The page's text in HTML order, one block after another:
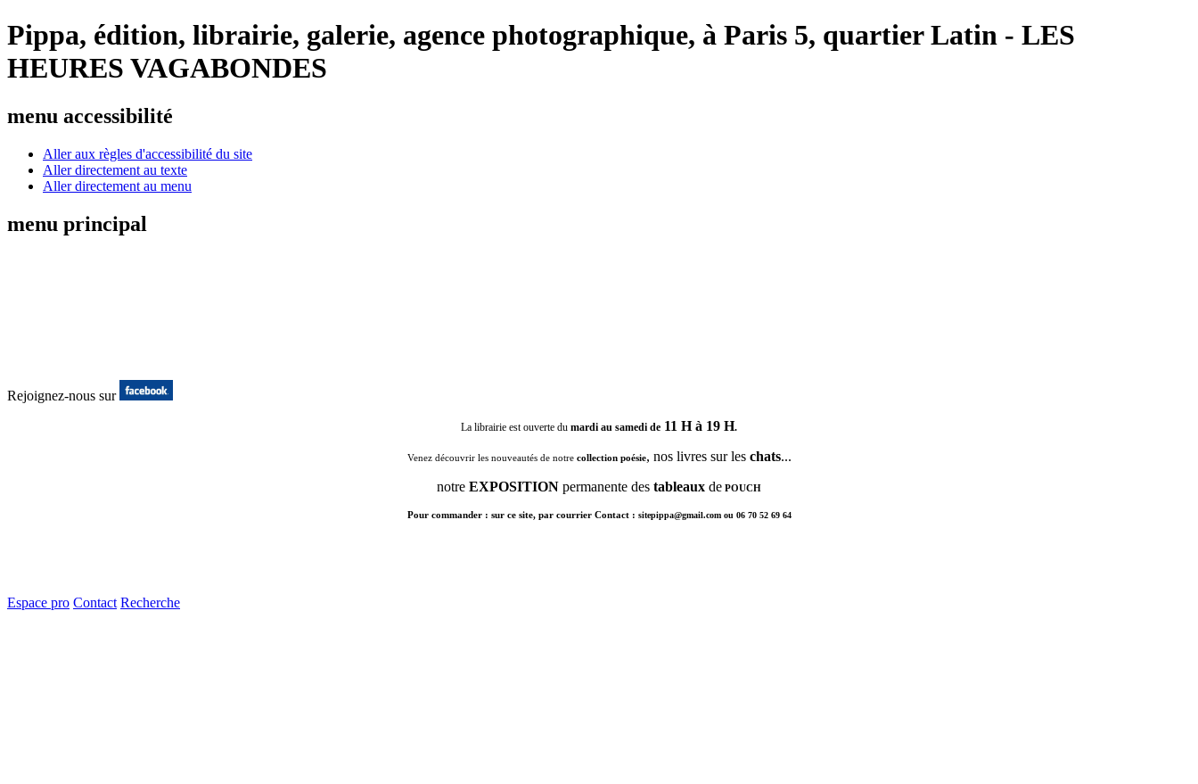
Pippa, édition, librairie, galerie, agence photographique, à Paris 5, quartier Latin - LES
HEURES VAGABONDES
menu accessibilité
Aller aux règles d'accessibilité du site
Aller directement au texte
Aller directement au menu
menu principal
Rejoignez-nous sur
La librairie est ouverte du mardi au samedi de 11 H à 19 H.
Venez découvrir les nouveautés de notrecollection poésie, nos livres sur les chats...
notre EXPOSITION permanente des tableaux de POUCH
Pour commander : sur ce site, par courrier Contact : sitepippa@gmail.com ou 06 70 52 69 64
Espace pro Contact Recherche